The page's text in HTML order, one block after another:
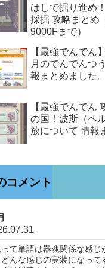
はしで掘り進め
採掘 攻略まとめ
9000Fまで）
【最強でんでん
月のでんでんつ
報まとめました。
【最強でんでん
の国！波斯（ペ
放について 情報
コメント
て単語は器魂関係な感じ
んな感じの実装になって